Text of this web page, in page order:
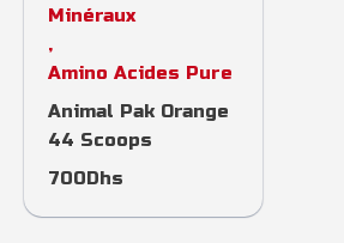
Minéraux
,
Amino Acides Pure
Animal Pak Orange
44 Scoops
700 Dhs